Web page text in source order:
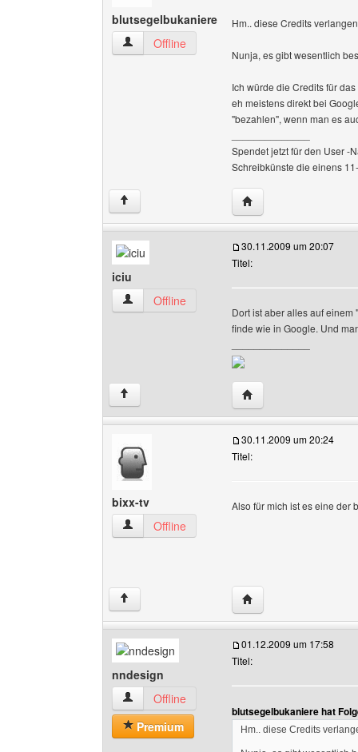
blutsegelbukaniere
blutsegelbukaniere Benutzer-Profile anzeigen
Offline
Hm.. diese Credits
Nunja, es gibt wesentlich
Ich würde die Credits für
eh meistens direkt bei
"bezahlen", wenn man es
Spendet jetzt für den User -
Schreibkünste die einens
↑ Website dieses
iciu
iciu Benutzer-Profile anzeigen
Offline
30.11.2009 um 20:07
Titel:
Dort ist aber alles auf
finde wie in Google. Und
↑ Website dieses
bixx-tv
bixx-tv Benutzer-Profile anzeigen
Offline
30.11.2009 um 20:24
Titel:
Also für mich ist es eine der
↑ Website dieses
nndesign
nndesign Benutzer-Profile anzeigen
Offline
Premium
01.12.2009 um 17:58
Titel:
blutsegelbukaniere hat
Hm.. diese Credits